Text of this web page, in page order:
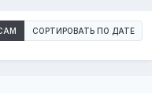
СОРТИРОВАТЬ ПО ДАТЕ